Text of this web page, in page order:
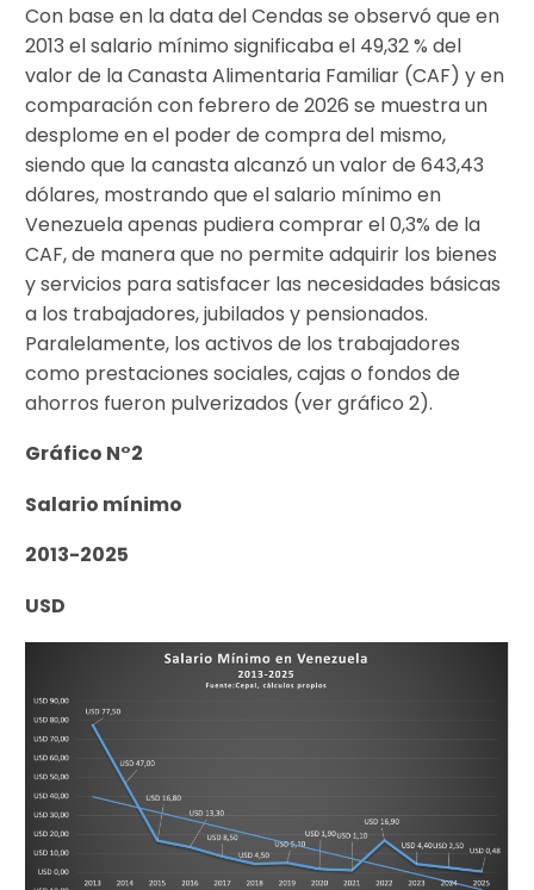
Con base en la data del Cendas se observó que en
2013 el salario mínimo significaba el 49,32 % del
valor de la Canasta Alimentaria Familiar (CAF) y en
comparación con febrero de 2026 se muestra un
desplome en el poder de compra del mismo,
siendo que la canasta alcanzó un valor de 643,43
dólares, mostrando que el salario mínimo en
Venezuela apenas pudiera comprar el 0,3% de la
CAF, de manera que no permite adquirir los bienes
y servicios para satisfacer las necesidades básicas
a los trabajadores, jubilados y pensionados.
Paralelamente, los activos de los trabajadores
como prestaciones sociales, cajas o fondos de
ahorros fueron pulverizados (ver gráfico 2).
Gráfico N°2
Salario mínimo
2013-2025
USD